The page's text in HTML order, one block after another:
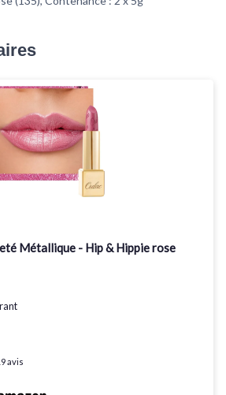
Métallique - Hip & Hippie rose
avis